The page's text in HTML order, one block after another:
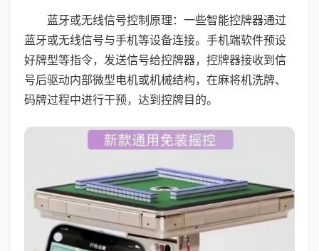
蓝牙或无线信号控制原理：一些智能控牌器通过
蓝牙或无线信号与手机等设备连接。手机端软件预设
好牌型等指令，发送信号给控牌器，控牌器接收到信
号后驱动内部微型电机或机械结构，在麻将机洗牌、
码牌过程中进行干预，达到控牌目的。